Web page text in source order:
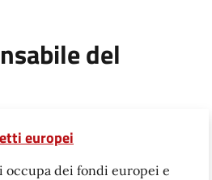
del
europei
occupa dei fondi europei e